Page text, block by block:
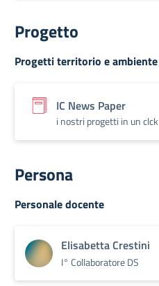
Progetto
Progetti territorio e ambiente
IC News Paper
i nostri progetti in un clck
Persona
Personale docente
Elisabetta Crestini
I° Collaboratore DS